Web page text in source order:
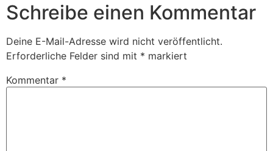
Schreibe einen Kommentar
Deine E-Mail-Adresse wird nicht veröffentlicht.
Erforderliche Felder sind mit * markiert
Kommentar *